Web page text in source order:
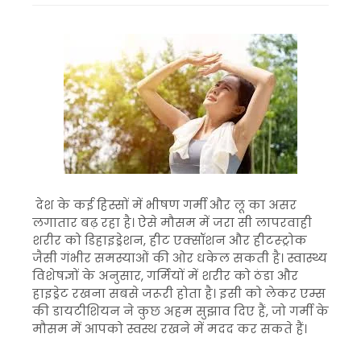
देश के कई हिस्सों में भीषण गर्मी और लू का असर
लगातार बढ़ रहा है। ऐसे मौसम में जरा सी लापरवाही
शरीर को डिहाइड्रेशन, हीट एक्सॉशन और हीटस्ट्रोक
जैसी गंभीर समस्याओं की ओर धकेल सकती है। स्वास्थ्य
विशेषज्ञों के अनुसार, गर्मियों में शरीर को ठंडा और
हाइड्रेट रखना सबसे जरूरी होता है। इसी को लेकर एम्स
की डायटीशियन ने कुछ अहम सुझाव दिए हैं, जो गर्मी के
मौसम में आपको स्वस्थ रखने में मदद कर सकते हैं।